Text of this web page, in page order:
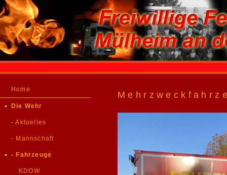
Home
Die Wehr
- Aktuelles
- Mannschaft
- Fahrzeuge
KDOW